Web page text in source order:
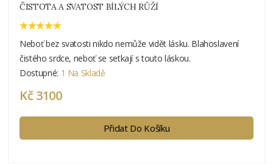
ČISTOTA A SVATOST BÍLÝCH RŮŽÍ
Neboť bez svatosti nikdo nemůže vidět lásku. Blahoslavení
čistého srdce, neboť se setkají s touto láskou.
Dostupné: 1 Na Skladě
Kč 3100
Přidat Do Košíku